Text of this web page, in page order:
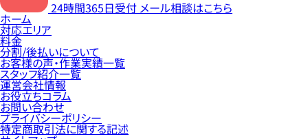
24時間365日受付 メール相談はこちら
ホーム
対応エリア
料金
分割/後払いについて
お客様の声・作業実績一覧
スタッフ紹介一覧
運営会社情報
お役立ちコラム
お問い合わせ
プライバシーポリシー
特定商取引法に関する記述